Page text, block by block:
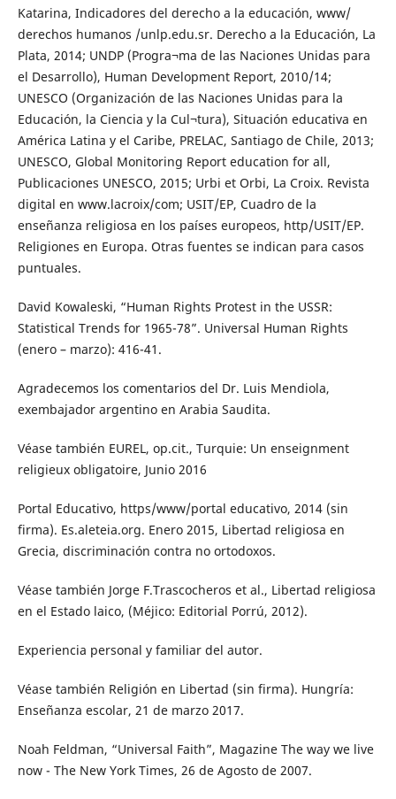
Katarina, Indicadores del derecho a la educación, www/
derechos humanos /unlp.edu.sr. Derecho a la Educación, La
Plata, 2014; UNDP (Progra¬ma de las Naciones Unidas para
el Desarrollo), Human Development Report, 2010/14;
UNESCO (Organización de las Naciones Unidas para la
Educación, la Ciencia y la Cul¬tura), Situación educativa en
América Latina y el Caribe, PRELAC, Santiago de Chile, 2013;
UNESCO, Global Monitoring Report education for all,
Publicaciones UNESCO, 2015; Urbi et Orbi, La Croix. Revista
digital en www.lacroix/com; USIT/EP, Cuadro de la
enseñanza religiosa en los países europeos, http/USIT/EP.
Religiones en Europa. Otras fuentes se indican para casos
puntuales.
David Kowaleski, “Human Rights Protest in the USSR:
Statistical Trends for 1965-78”. Universal Human Rights
(enero – marzo): 416-41.
Agradecemos los comentarios del Dr. Luis Mendiola,
exembajador argentino en Arabia Saudita.
Véase también EUREL, op.cit., Turquie: Un enseignment
religieux obligatoire, Junio 2016
Portal Educativo, https/www/portal educativo, 2014 (sin
firma). Es.aleteia.org. Enero 2015, Libertad religiosa en
Grecia, discriminación contra no ortodoxos.
Véase también Jorge F.Trascocheros et al., Libertad religiosa
en el Estado laico, (Méjico: Editorial Porrú, 2012).
Experiencia personal y familiar del autor.
Véase también Religión en Libertad (sin firma). Hungría:
Enseñanza escolar, 21 de marzo 2017.
Noah Feldman, “Universal Faith”, Magazine The way we live
now - The New York Times, 26 de Agosto de 2007.